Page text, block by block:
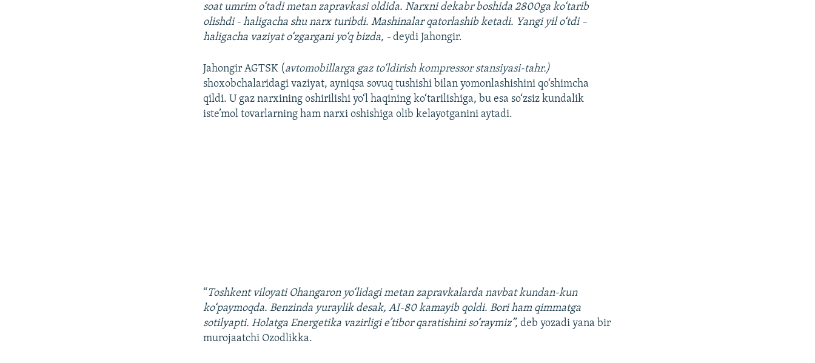
soat umrim o‘tadi metan zapravkasi oldida. Narxni dekabr boshida 2800ga ko‘tarib
olishdi - haligacha shu narx turibdi. Mashinalar qatorlashib ketadi. Yangi yil o‘tdi –
haligacha vaziyat o‘zgargani yo‘q bizda, -deydi Jahongir.
Jahongir AGTSK (avtomobillarga gaz to‘ldirish kompressor stansiyasi-tahr.)
shoxobchalaridagi vaziyat, ayniqsa sovuq tushishi bilan yomonlashishini qo‘shimcha
qildi. U gaz narxining oshirilishi yo‘l haqining ko‘tarilishiga, bu esa so‘zsiz kundalik
iste’mol tovarlarning ham narxi oshishiga olib kelayotganini aytadi.
“Toshkent viloyati Ohangaron yo‘lidagi metan zapravkalarda navbat kundan-kun
ko‘paymoqda. Benzinda yuraylik desak, AI-80 kamayib qoldi. Bori ham qimmatga
sotilyapti. Holatga Energetika vazirligi e’tibor qaratishini so‘raymiz”,deb yozadi yana bir
murojaatchi Ozodlikka.